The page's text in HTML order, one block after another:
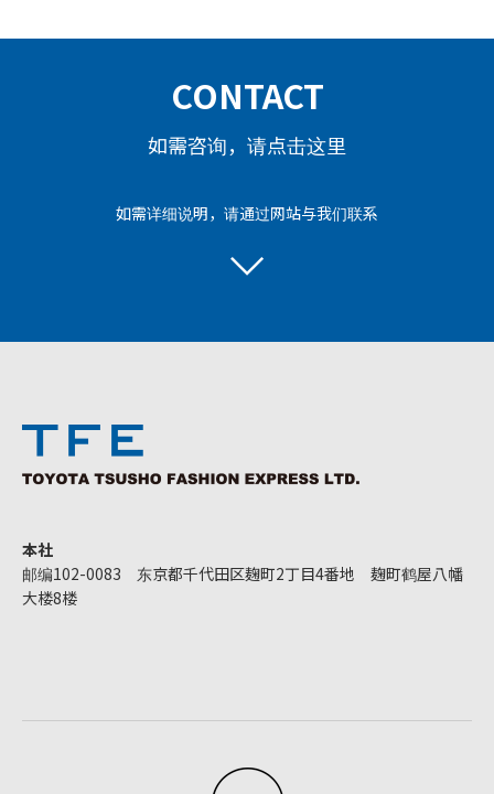
CONTACT
如需咨询，请点击这里
如需详细说明，请通过网站与我们联系
本社
邮编102-0083 东京都千代田区麹町2丁目4番地 麹町鹤屋八幡
大楼8楼